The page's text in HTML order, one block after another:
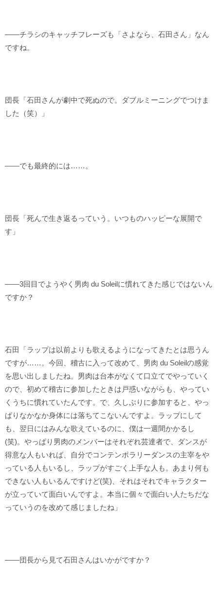
――チラシのキャッチフレーズも「さよなら、石田さん」なん
ですね。
団長「石田さんが劇中で死ぬので。ダブルミーニングでつけま
した（笑）」
――でも最終的には……。
団長「死んで生き返るっていう。いつものハッピーな展開で
す」
――3回目でようやく男肉 du Soleilに慣れてきた感じではないん
ですか？
石田「ラップは以前よりも歌えるようになってきたとは思うん
ですが……。今回、稽古に入って改めて、男肉 du Soleilの感覚
を思い出しましたね。男肉は台本がなくて口立てでやっていく
ので、初めて稽古に参加したときは戸惑いながらも、やってい
くうちに慣れていたんです。で、久しぶりに参加すると、やっ
ぱりなかなか身体には落ちてこないんですよ。ラップにして
も、翌日にはみんな歌えているのに、僕は一週間かかるし
(笑)。やっぱり男肉のメンバーはそれぞれ芸達者で、ダンスが
得意な人もいれば、自分でコンテンポラリーダンスの主宰をや
っている人もいるし、ラップがすごく上手な人も。あまり何も
できない人もいるんですけど(笑)、それはそれでキャラクター
が立っていて面白いんですよ。本当に個々で面白い人たちだな
っていうのを改めて感じましたね」
――団長から見て石田さんはいかがですか？